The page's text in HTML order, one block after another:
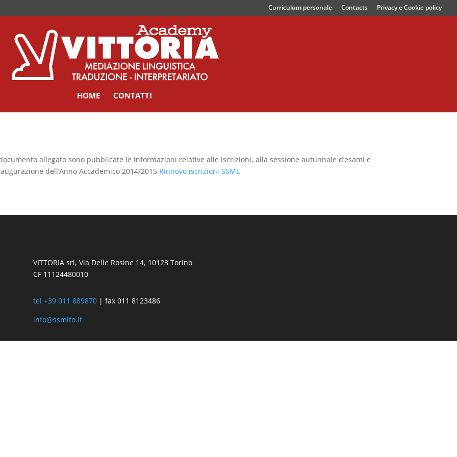
Curriculum personale Contacts Privacy e Cookie policy
HOME CONTATTI
allegato sono pubblicate le informazioni relative alle iscrizioni, alla sessione autunnale d’esami e
dell’Anno Accademico 2014/2015 Rinnovo iscrizioni SSML
VITTORIA srl, Via Delle Rosine 14, 10123 Torino
CF 11124480010
tel +39 011 889870| fax 011 8123486
info@ssmlto.it